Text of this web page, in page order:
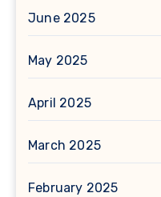
June 2025
May 2025
April 2025
March 2025
February 2025